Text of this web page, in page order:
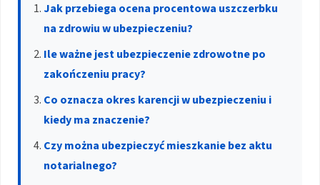
Jak przebiega ocena procentowa uszczerbku
na zdrowiu w ubezpieczeniu?
Ile ważne jest ubezpieczenie zdrowotne po
zakończeniu pracy?
Co oznacza okres karencji w ubezpieczeniu i
kiedy ma znaczenie?
Czy można ubezpieczyć mieszkanie bez aktu
notarialnego?